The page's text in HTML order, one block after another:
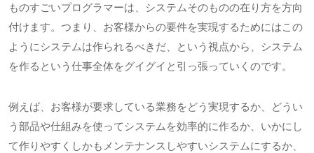
ものすごいプログラマーは、システムそのものの在り方を方向
付けます。つまり、お客様からの要件を実現するためにはこの
ようにシステムは作られるべきだ、という視点から、システム
を作るという仕事全体をグイグイと引っ張っていくのです。
例えば、お客様が要求している業務をどう実現するか、どうい
う部品や仕組みを使ってシステムを効率的に作るか、いかにし
て作りやすくしかもメンテナンスしやすいシステムにするか、